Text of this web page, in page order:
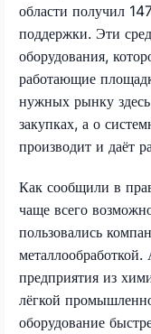
области получил
поддержки. Эти
оборудования,
работающие
нужных рынку
закупках, а о
производит и даёт
Как сообщили в
чаще всего
пользовались
предприятия из
лёгкой
оборудование